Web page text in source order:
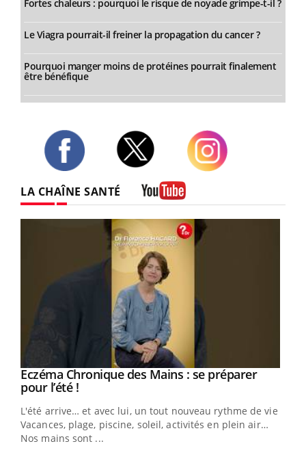
Fortes chaleurs : pourquoi le risque de noyade grimpe-t-il ?
Le Viagra pourrait-il freiner la propagation du cancer ?
Pourquoi manger moins de protéines pourrait finalement
être bénéfique
LA CHAÎNE SANTÉ
Youtube
Eczéma Chronique des Mains : se préparer
pour l’été !Youtube
L'été arrive… et avec lui, un tout nouveau rythme de vie !
Vacances, plage, piscine, soleil, activités en plein air…
Nos mains sont ...